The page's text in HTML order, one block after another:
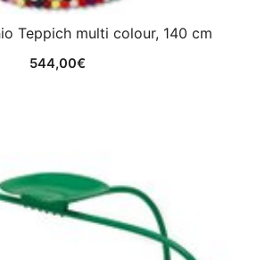
Teppich multi colour, 140 cm
544,00€